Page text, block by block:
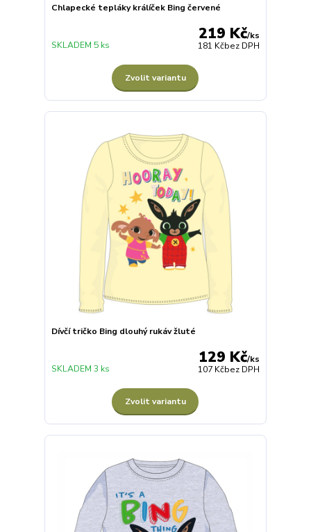
Chlapecké tepláky králíček Bing červené
219 Kč/ks
181 Kčbez DPH
SKLADEM 5 ks
Zvolit variantu
Dívčí tričko Bing dlouhý rukáv žluté
129 Kč/ks
107 Kčbez DPH
SKLADEM 3 ks
Zvolit variantu